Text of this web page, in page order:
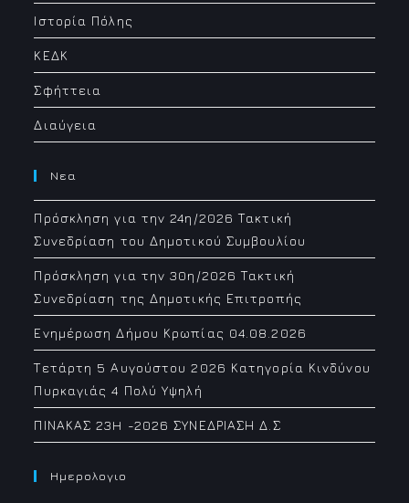
Ιστορία Πόλης
ΚΕΔΚ
Σφήττεια
Διαύγεια
Νεα
Πρόσκληση για την 24η/2026 Τακτική
Συνεδρίαση του Δημοτικού Συμβουλίου
Πρόσκληση για την 30η/2026 Τακτική
Συνεδρίαση της Δημοτικής Επιτροπής
Ενημέρωση Δήμου Κρωπίας 04.08.2026
Τετάρτη 5 Αυγούστου 2026 Κατηγορία Κινδύνου
Πυρκαγιάς 4 Πολύ Υψηλή
ΠΙΝΑΚΑΣ 23H -2026 ΣΥΝΕΔΡΙΑΣΗ Δ.Σ
Ημερολογιο